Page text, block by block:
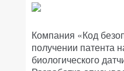
Компания «Код
получении патента
биологического